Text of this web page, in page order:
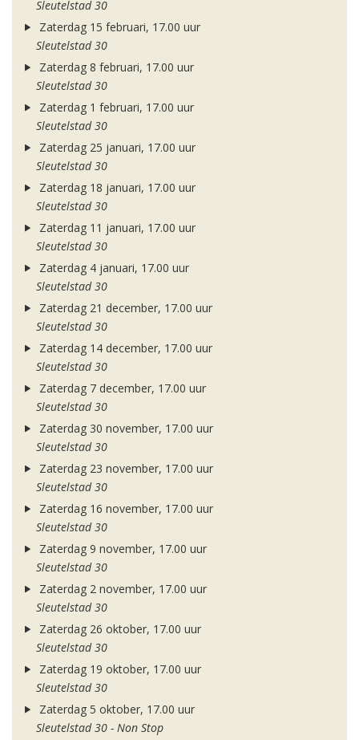
Sleutelstad 30
Zaterdag 15 februari, 17.00 uur
Sleutelstad 30
Zaterdag 8 februari, 17.00 uur
Sleutelstad 30
Zaterdag 1 februari, 17.00 uur
Sleutelstad 30
Zaterdag 25 januari, 17.00 uur
Sleutelstad 30
Zaterdag 18 januari, 17.00 uur
Sleutelstad 30
Zaterdag 11 januari, 17.00 uur
Sleutelstad 30
Zaterdag 4 januari, 17.00 uur
Sleutelstad 30
Zaterdag 21 december, 17.00 uur
Sleutelstad 30
Zaterdag 14 december, 17.00 uur
Sleutelstad 30
Zaterdag 7 december, 17.00 uur
Sleutelstad 30
Zaterdag 30 november, 17.00 uur
Sleutelstad 30
Zaterdag 23 november, 17.00 uur
Sleutelstad 30
Zaterdag 16 november, 17.00 uur
Sleutelstad 30
Zaterdag 9 november, 17.00 uur
Sleutelstad 30
Zaterdag 2 november, 17.00 uur
Sleutelstad 30
Zaterdag 26 oktober, 17.00 uur
Sleutelstad 30
Zaterdag 19 oktober, 17.00 uur
Sleutelstad 30
Zaterdag 5 oktober, 17.00 uur
Sleutelstad 30 - Non Stop